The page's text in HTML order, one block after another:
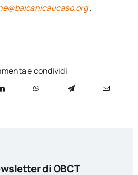
.
e condividi
di OBCT